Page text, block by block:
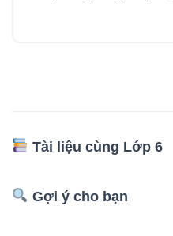
Tài liệu cùng Lớp 6
Gợi ý cho bạn